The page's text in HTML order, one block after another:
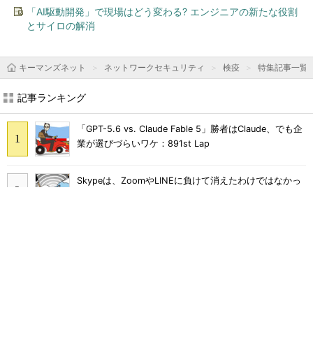
「AI駆動開発」で現場はどう変わる? エンジニアの新たな役割
とサイロの解消
キーマンズネット ネットワークセキュリティ 検疫 特集記事一覧
記事ランキング
「GPT-5.6 vs. Claude Fable 5」勝者はClaude、でも企
業が選びづらいワケ：891st Lap
Skypeは、ZoomやLINEに負けて消えたわけではなかっ